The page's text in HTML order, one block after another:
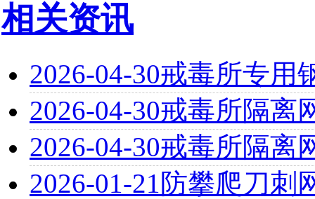
相关资讯
2026-04-30戒毒所专用
2026-04-30戒毒所隔离
2026-04-30戒毒所隔离
2026-01-21 防攀爬刀刺